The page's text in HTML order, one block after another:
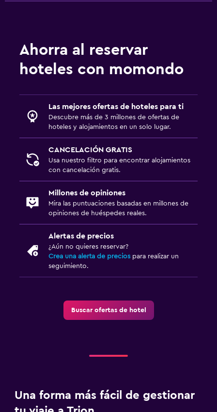
Ahorra al reservar
hoteles con momondo
Las mejores ofertas de hoteles para ti
Descubre más de 3 millones de ofertas de
hoteles y alojamientos en un solo lugar.
CANCELACIÓN GRATIS
Usa nuestro filtro para encontrar alojamientos
con cancelación gratis.
Millones de opiniones
Mira las puntuaciones basadas en millones de
opiniones de huéspedes reales.
Alertas de precios
¿Aún no quieres reservar?
Crea una alerta de precios para realizar un
seguimiento.
Buscar ofertas de hotel
Una forma más fácil de gestionar